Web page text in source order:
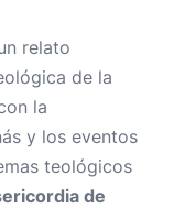
relato
de la
la
y los eventos
teológicos
de